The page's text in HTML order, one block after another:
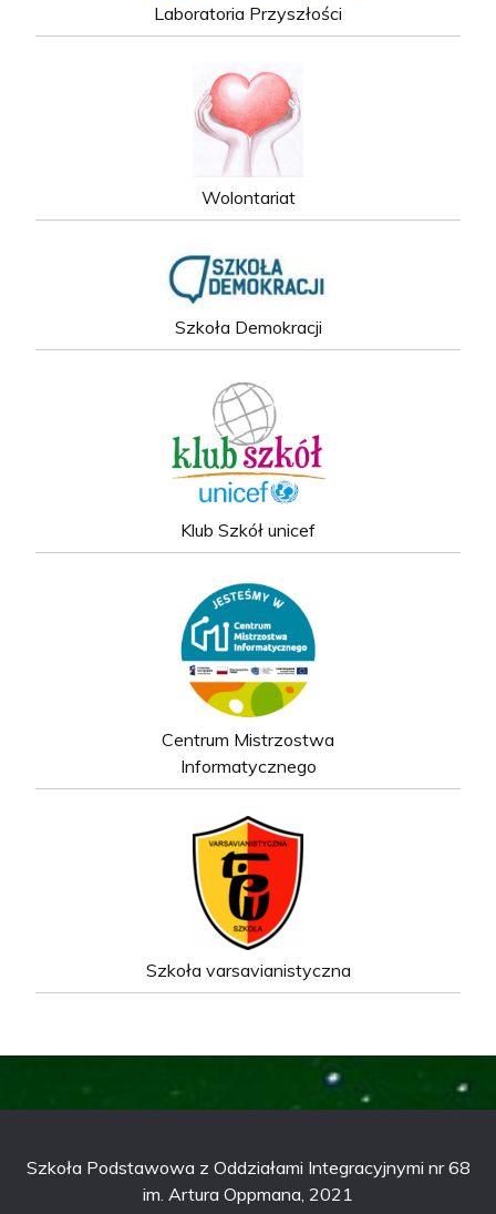
Laboratoria Przyszłości
Wolontariat
Szkoła Demokracji
Klub Szkół unicef
Centrum Mistrzostwa
Informatycznego
Szkoła varsavianistyczna
Szkoła Podstawowa z Oddziałami Integracyjnymi nr 68
im. Artura Oppmana, 2021